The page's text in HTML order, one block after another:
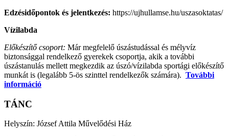
Edzésidőpontok és jelentkezés: https://ujhullamse.hu/uszasoktatas/
Vízilabda
Előkészítő csoport: Már megfelelő úszástudással és mélyvíz
biztonsággal rendelkező gyerekek csoportja, akik a további
úszástanulás mellett megkezdik az úszó/vízilabda sportági előkészítő
munkát is (legalább 5-ös szinttel rendelkezők számára). További
információ
TÁNC
Helyszín: József Attila Művelődési Ház